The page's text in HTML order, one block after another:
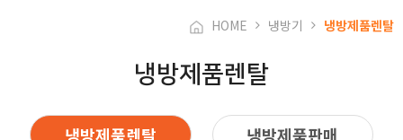
HOME 냉방기 냉방제품렌탈
냉방제품렌탈
냉방제품렌탈 냉방제품판매